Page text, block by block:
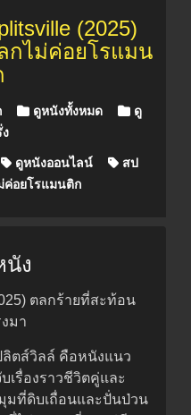
(2025)
กไม่ค่อยโรแมน
ดูหนังทั้งหมด
ดู
ดูหนังออนไลน์
สป
ค่อยโรแมนติก
นัง
ตลกร้ายที่สะท้อน
มา
ลิตส์วิลล์ คือหนังแนว
เรื่องราวชีวิตคู่และ
มที่ดิบเถื่อนและปั่นป่วน